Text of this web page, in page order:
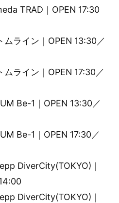
TRAD｜OPEN 17:30
ムライン｜OPEN 13:30／
ムライン｜OPEN 17:30／
Be-1｜OPEN 13:30／
Be-1｜OPEN 17:30／
DiverCity(TOKYO)｜
DiverCity(TOKYO)｜